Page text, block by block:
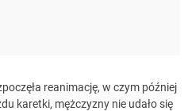
reanimację, w czym później
karetki, mężczyzny nie udało się